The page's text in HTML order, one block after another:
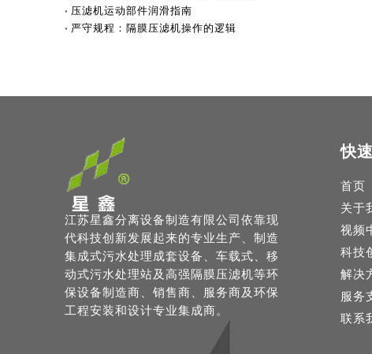
压滤机运动部件润滑指南
严守规程：隔膜压滤机操作的逻辑
江苏星鑫分离设备制造有限公司依靠现
代科技创新发展起来的专业生产、制造
集成式污水处理成套设备、车载式、移
动式污水处理站及高强隔膜压滤机等环
保设备制造商、销售商、服务商及环保
工程安装和设计专业集成商。
快
首页
关于
视频
科技
解决
服务
联系